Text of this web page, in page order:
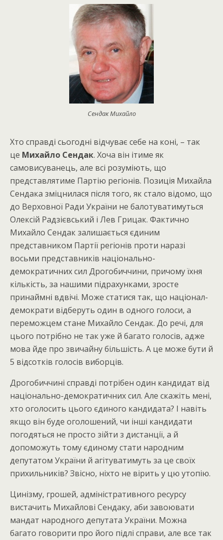
Сендак Михайло
Хто справді сьогодні відчуває себе на коні, – так
це Михайло Сендак. Хоча він ітиме як
самовисуванець, але всі розуміють, що
представлятиме Партію регіонів. Позиція Михайла
Сендака зміцнилася після того, як стало відомо, що
до Верховної Ради України не балотуватимуться
Олексій Радзієвський і Лев Грицак. Фактично
Михайло Сендак залишається єдиним
представником Партії регіонів проти наразі
восьми представників національно-
демократичних сил Дрогобиччини, причому їхня
кількість, за нашими підрахунками, зросте
принаймні вдвічі. Може статися так, що націонал-
демократи відберуть один в одного голоси, а
переможцем стане Михайло Сендак. До речі, для
цього потрібно не так уже й багато голосів, адже
мова йде про звичайну більшість. А це може бути й
5 відсотків голосів виборців.
Дрогобиччині справді потрібен один кандидат від
національно-демократичних сил. Але скажіть мені,
хто оголосить цього єдиного кандидата? І навіть
якщо він буде оголошений, чи інші кандидати
погодяться не просто зійти з дистанції, а й
допоможуть тому єдиному стати народним
депутатом України й агітуватимуть за це своїх
прихильників? Звісно, ніхто не вірить у цю утопію.
Цинізму, грошей, адміністративного ресурсу
вистачить Михайлові Сендаку, аби завоювати
мандат народного депутата України. Можна
багато говорити про його підлі справи, але все так